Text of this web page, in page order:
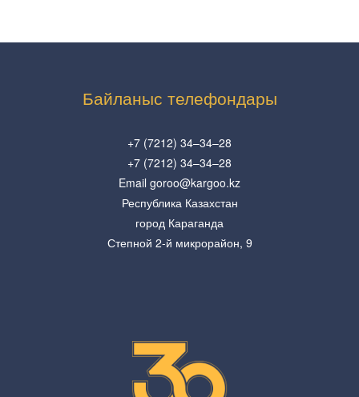
Байланыс телефондары
+7 (7212) 34–34–28
+7 (7212) 34–34–28
Email goroo@kargoo.kz
Республика Казахстан
город Караганда
Степной 2-й микрорайон, 9